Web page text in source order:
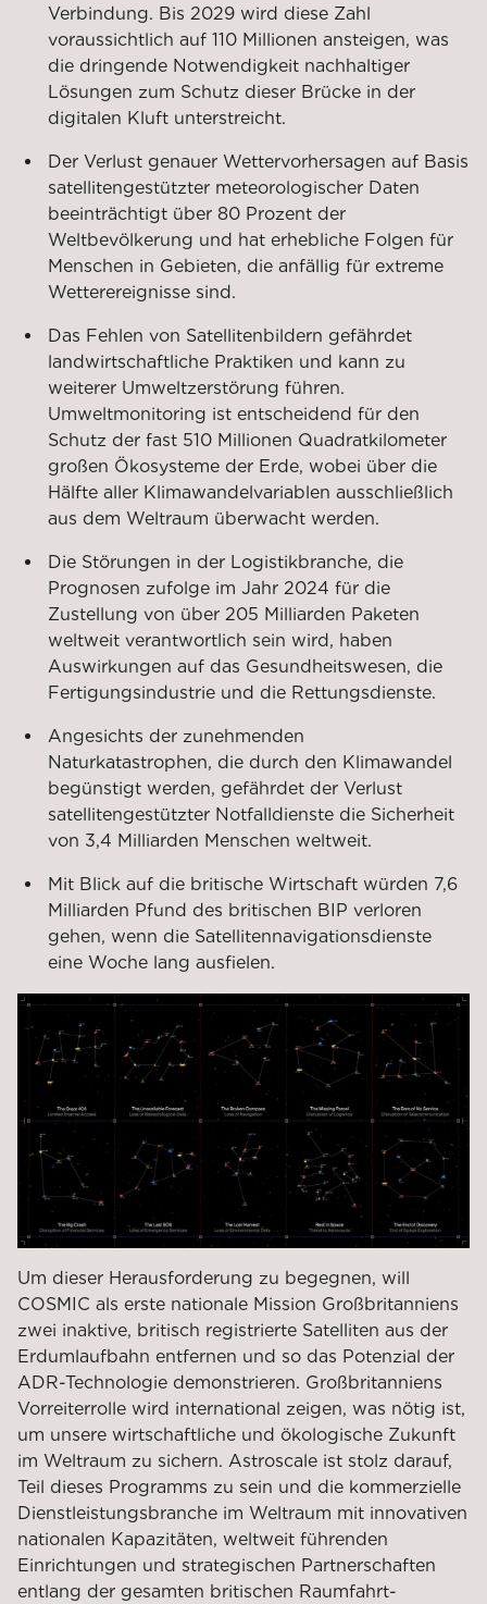
Verbindung. Bis 2029 wird diese Zahl
voraussichtlich auf 110 Millionen ansteigen, was
die dringende Notwendigkeit nachhaltiger
Lösungen zum Schutz dieser Brücke in der
digitalen Kluft unterstreicht.
Der Verlust genauer Wettervorhersagen auf Basis
satellitengestützter meteorologischer Daten
beeinträchtigt über 80 Prozent der
Weltbevölkerung und hat erhebliche Folgen für
Menschen in Gebieten, die anfällig für extreme
Wetterereignisse sind.
Das Fehlen von Satellitenbildern gefährdet
landwirtschaftliche Praktiken und kann zu
weiterer Umweltzerstörung führen.
Umweltmonitoring ist entscheidend für den
Schutz der fast 510 Millionen Quadratkilometer
großen Ökosysteme der Erde, wobei über die
Hälfte aller Klimawandelvariablen ausschließlich
aus dem Weltraum überwacht werden.
Die Störungen in der Logistikbranche, die
Prognosen zufolge im Jahr 2024 für die
Zustellung von über 205 Milliarden Paketen
weltweit verantwortlich sein wird, haben
Auswirkungen auf das Gesundheitswesen, die
Fertigungsindustrie und die Rettungsdienste.
Angesichts der zunehmenden
Naturkatastrophen, die durch den Klimawandel
begünstigt werden, gefährdet der Verlust
satellitengestützter Notfalldienste die Sicherheit
von 3,4 Milliarden Menschen weltweit.
Mit Blick auf die britische Wirtschaft würden 7,6
Milliarden Pfund des britischen BIP verloren
gehen, wenn die Satellitennavigationsdienste
eine Woche lang ausfielen.
Um dieser Herausforderung zu begegnen, will
COSMIC als erste nationale Mission Großbritanniens
zwei inaktive, britisch registrierte Satelliten aus der
Erdumlaufbahn entfernen und so das Potenzial der
ADR-Technologie demonstrieren. Großbritanniens
Vorreiterrolle wird international zeigen, was nötig ist,
um unsere wirtschaftliche und ökologische Zukunft
im Weltraum zu sichern. Astroscale ist stolz darauf,
Teil dieses Programms zu sein und die kommerzielle
Dienstleistungsbranche im Weltraum mit innovativen
nationalen Kapazitäten, weltweit führenden
Einrichtungen und strategischen Partnerschaften
entlang der gesamten britischen Raumfahrt-